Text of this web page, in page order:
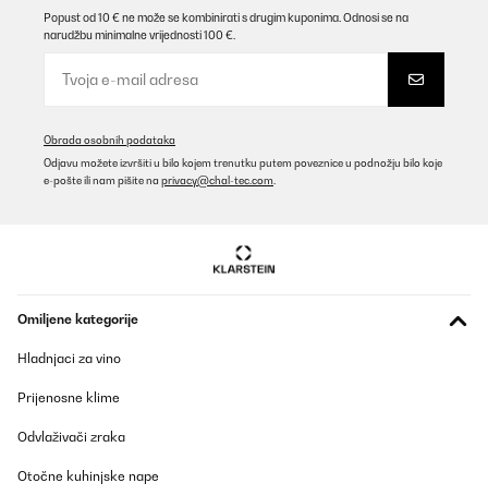
Popust od 10 € ne može se kombinirati s drugim kuponima. Odnosi se na
narudžbu minimalne vrijednosti 100 €.
Obrada osobnih podataka
Odjavu možete izvršiti u bilo kojem trenutku putem poveznice u podnožju bilo koje
e-pošte ili nam pišite na privacy@chal-tec.com
Omiljene kategorije
Hladnjaci za vino
Prijenosne klime
Odvlaživači zraka
Otočne kuhinjske nape